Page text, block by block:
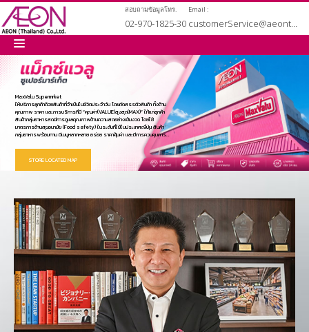
สอบถามข้อมูลโทร.
02-970-1825-30
Email :
customerService@aeonthailand.biz
หน้าหลัก
เกี่ยวกับเรา
สินค้าและบริการ
นโยบายคุ้มครองข้อมูลส่วนบุคคล
สมัครงาน
เช่าพื้นที่
สนใจเช่าพื้นที่
MaxValu Supermrket
ให้บริการลูกค้าด้วยสินค้าที่จำเป็นในชีวิตประจำวัน โดยคัดสรรตัวสินค้า ทั้งด้าน
คุณภาพ ราคา และการบริการที่มี “คุณค่า(VALUE)สูงสุด(MAX)” ให้แก่ลูกค้า
สินค้ากลุ่มอาหารสดมีการดูแลคุณภาพด้านความสดอย่างเข้มงวด โดยใช้
มาตรการด้านสุขอนามัย (Food safety) ในระดับที่ใช้ในประเทศญี่ปุ่น สินค้า
กลุ่มอาหารพร้อมทาน มีเมนูหลากหลาย อร่อย ราคาคุ้มค่า และมีการควบคุมการ
ผลิตทุกขั้นตอน ตั้งแต่การควบคุมคุณภาพของวัสถุดิบ จนถึงระยะเวลาการวาง
ขายและเพื่อความสะดวกของลูกค้า จึงเปิดให้บริการตามความต้องการของลูกค้า
ในพื้นที่นั้นๆ ปัจจุบันเปิดให้บริการ แม็กซ์แวลู ซูเปอร์มาร์เก็ต สาขาแรกเดือน
ตุลาคม 2550 บนถนนนวมินทร์ ชื่อแม็กซ์แวลู สาขานวมินทร์ ปัจจุบันมีทั้งหมด 24
สาขา ในเขตกรุงเทพและปริมณฑลและศรีราชา
STORE LOCATED MAP